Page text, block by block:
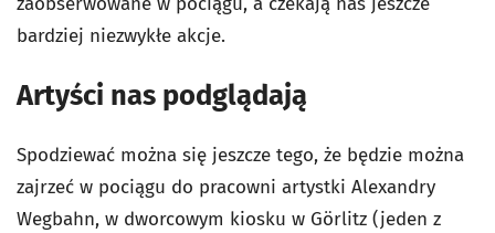
bardziej niezwykłe akcje.
Artyści nas podglądają
Spodziewać można się jeszcze tego, że będzie można
zajrzeć w pociągu do pracowni artystki Alexandry
Wegbahn, w dworcowym kiosku w Görlitz (jeden z